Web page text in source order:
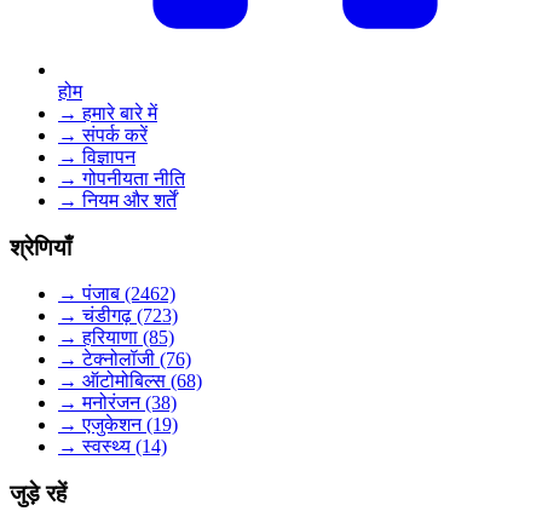
होम
→ हमारे बारे में
→ संपर्क करें
→ विज्ञापन
→ गोपनीयता नीति
→ नियम और शर्तें
श्रेणियाँ
→ पंजाब (2462)
→ चंडीगढ़ (723)
→ हरियाणा (85)
→ टेक्नोलॉजी (76)
→ ऑटोमोबिल्स (68)
→ मनोरंजन (38)
→ एजुकेशन (19)
→ स्वस्थ्य (14)
जुड़े रहें